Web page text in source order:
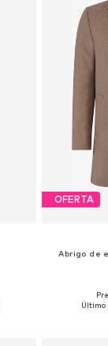
OFERTA
Abrigo de
Tallas
Último